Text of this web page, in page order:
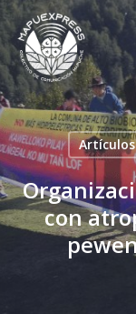
Skip
to
main
content
Artículos
con